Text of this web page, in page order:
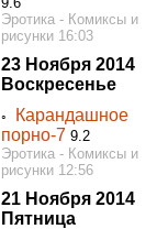
Эротика - Комиксы и
рисунки 16:03
23 Ноября 2014
Воскресенье
◦
Карандашное
порно-7 9.2
Эротика - Комиксы и
рисунки 12:56
21 Ноября 2014
Пятница